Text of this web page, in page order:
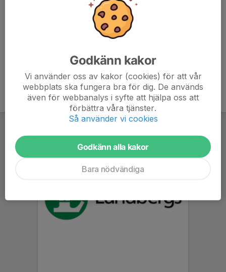
Godkänn kakor
Vi använder oss av kakor (cookies) för att vår
webbplats ska fungera bra för dig. De används
även för webbanalys i syfte att hjälpa oss att
förbättra våra tjänster.
Så använder vi cookies
Godkänn alla kakor
Bara nödvändiga